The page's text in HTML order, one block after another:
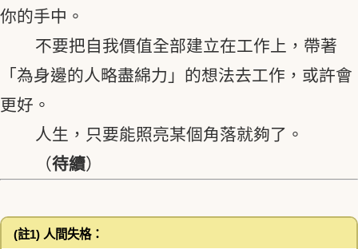
你的手中。
不要把自我價值全部建立在工作上，帶著
「為身邊的人略盡綿力」的想法去工作，或許會
更好。
人生，只要能照亮某個角落就夠了。
（待續）
(註1) 人間失格：